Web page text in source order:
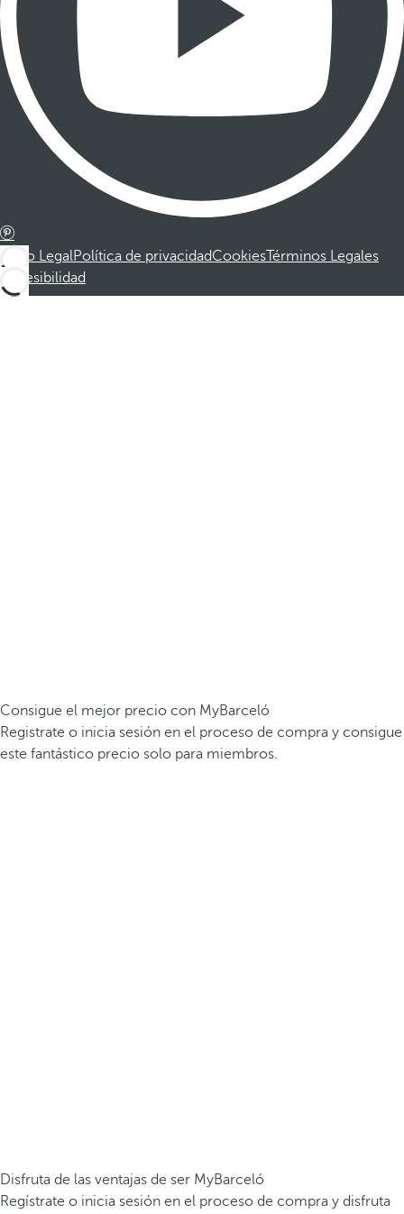
Aviso LegalPolítica de privacidadCookiesTérminos Legales
Accesibilidad
Consigue el mejor precio con MyBarceló
Registrate o inicia sesión en el proceso de compra y consigue
este fantástico precio solo para miembros.
Disfruta de las ventajas de ser MyBarceló
Regístrate o inicia sesión en el proceso de compra y disfruta